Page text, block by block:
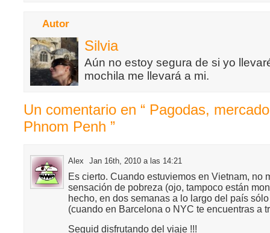
Autor
Silvia
Aún no estoy segura de si yo
mochila me llevará a mi.
Un comentario en “ Pagodas,
Phnom Penh ”
Alex Jan 16th, 2010 a las 14:21
Es cierto. Cuando estuviemos en Vietnam, no
sensación de pobreza (ojo, tampoco están
hecho, en dos semanas a lo largo del país
(cuando en Barcelona o NYC te encuentras a
Seguid disfrutando del viaje !!!